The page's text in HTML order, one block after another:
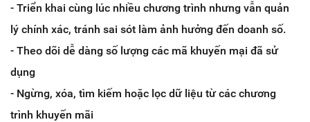
- Triển khai cùng lúc nhiều chương trình nhưng vẫn quản
lý chính xác, tránh sai sót làm ảnh hưởng đến doanh số.
- Theo dõi dễ dàng số lượng các mã khuyến mại đã sử
dụng
- Ngừng, xóa, tìm kiếm hoặc lọc dữ liệu từ các chương
trình khuyến mãi